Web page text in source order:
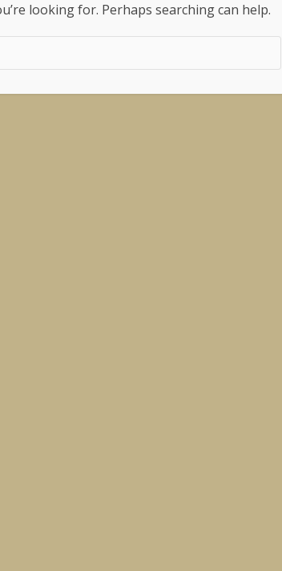
looking for. Perhaps searching can help.